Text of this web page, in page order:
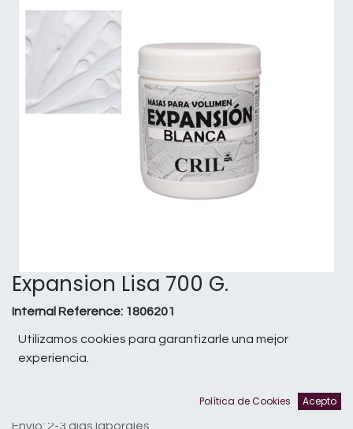
Expansion Lisa 700 G.
Internal Reference: 1806201
En existencias
Garantía de devolución de 30 días
Envío: 2-3 días laborales
Utilizamos cookies para garantizarle una mejor
experiencia.
Política de Cookies Acepto